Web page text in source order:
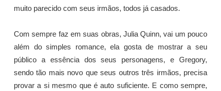
muito parecido com seus irmãos, todos já casados.
Com sempre faz em suas obras, Julia Quinn, vai um pouco
além do simples romance, ela gosta de mostrar a seu
público a essência dos seus personagens, e Gregory,
sendo tão mais novo que seus outros três irmãos, precisa
provar a si mesmo que é auto suficiente. E como sempre,